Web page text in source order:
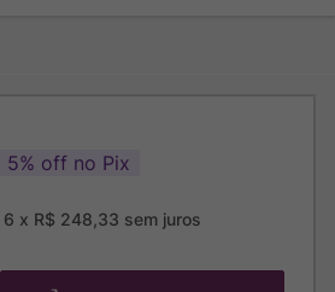
5% off no Pix
6 x R$ 248,33 sem juros